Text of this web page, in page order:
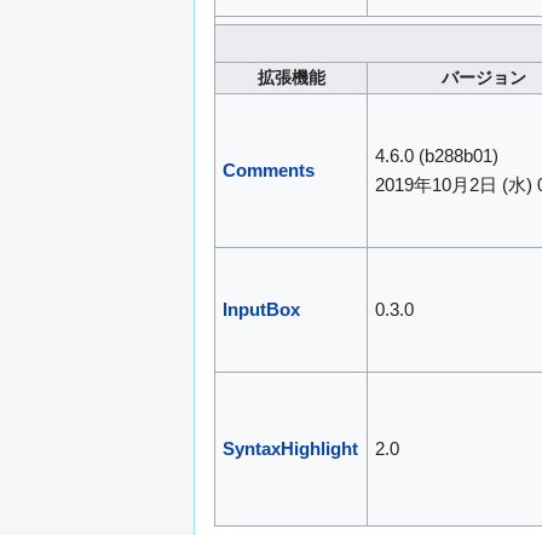
拡張機能 バージョン
Comments
4.6.0 (b288b01)
2019年10月2日 (水)
InputBox 0.3.0
SyntaxHighlight 2.0